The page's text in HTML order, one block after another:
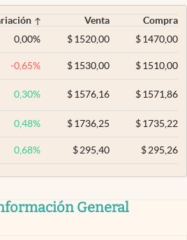
Venta
Compra
0,00% $ 1520,00 $1470,00
-0,65% $ 1530,00 $1510,00
0,30% $ 1576,16 $1571,86
0,48% $ 1736,25 $1735,22
0,68% $ 295,40 $295,26
General